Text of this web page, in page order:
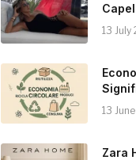
13 July
alla
13
Zara